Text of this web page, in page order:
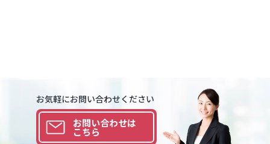
お気軽にお問い合わせください
お問い合わせは
こちら